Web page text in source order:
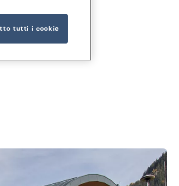
tutti i cookie